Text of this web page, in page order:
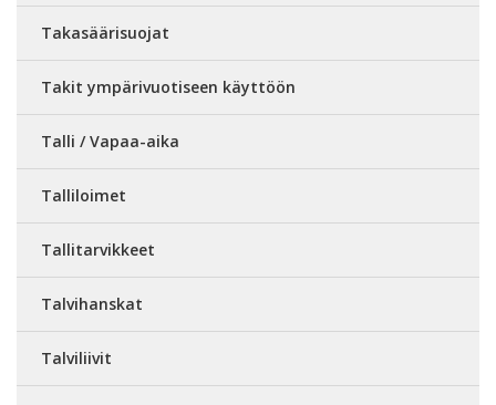
Takasäärisuojat
Takit ympärivuotiseen käyttöön
Talli / Vapaa-aika
Talliloimet
Tallitarvikkeet
Talvihanskat
Talviliivit